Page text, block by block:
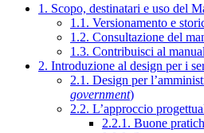
1. Scopo, destinatari e uso del
1.1. Versionamento e
1.2. Consultazione del
1.3. Contribuisci al
2. Introduzione al design per i
2.1. Design per
government)
2.2. L’approccio
2.2.1. Buone